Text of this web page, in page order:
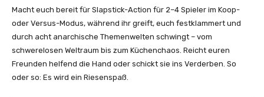
Macht euch bereit für Slapstick-Action für 2–4 Spieler im Koop-
oder Versus-Modus, während ihr greift, euch festklammert und
durch acht anarchische Themenwelten schwingt – vom
schwerelosen Weltraum bis zum Küchenchaos. Reicht euren
Freunden helfend die Hand oder schickt sie ins Verderben. So
oder so: Es wird ein Riesenspaß.